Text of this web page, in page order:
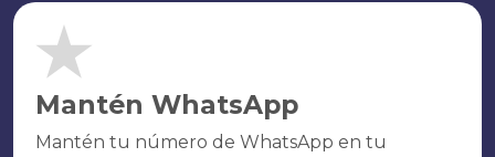
Mantén WhatsApp
Mantén tu número de WhatsApp en tu